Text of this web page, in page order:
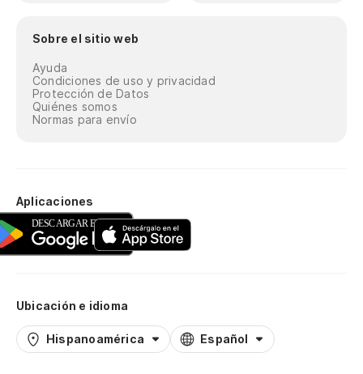
Sobre el sitio web
Ayuda
Condiciones de uso y privacidad
Protección de Datos
Quiénes somos
Normas para envío
Aplicaciones
Ubicación e idioma
Hispanoamérica Español